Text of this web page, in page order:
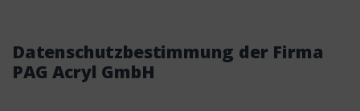
Datenschutzbestimmung der Firma
PAG Acryl GmbH